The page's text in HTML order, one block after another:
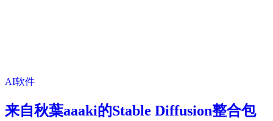
AI软件
来自秋葉aaaki的Stable Diffusion整合包